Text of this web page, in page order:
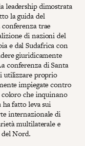
leadership dimostrata
la guida del
trae
di nazioni del
e dal Sudafrica con
giuridicamente
conferenza di Santa
utilizzare proprio
impiegate contro
che inquinano
fatto leva sui
internazionale di
multilaterale e
Nord.